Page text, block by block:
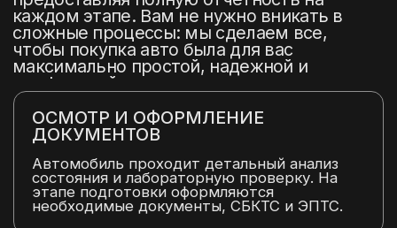
БРЕНДЫ АВТОМОБИЛЕЙ)